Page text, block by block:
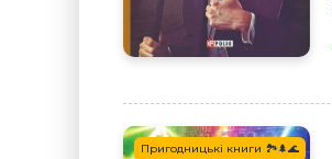
Пригодницькі книги 🏞️🌲🌊